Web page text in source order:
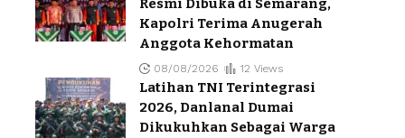
Resmi Dibuka di Semarang,
Kapolri Terima Anugerah
Anggota Kehormatan
08/08/2026 12 Views
Latihan TNI Terintegrasi
2026, Danlanal Dumai
Dikukuhkan Sebagai Warga